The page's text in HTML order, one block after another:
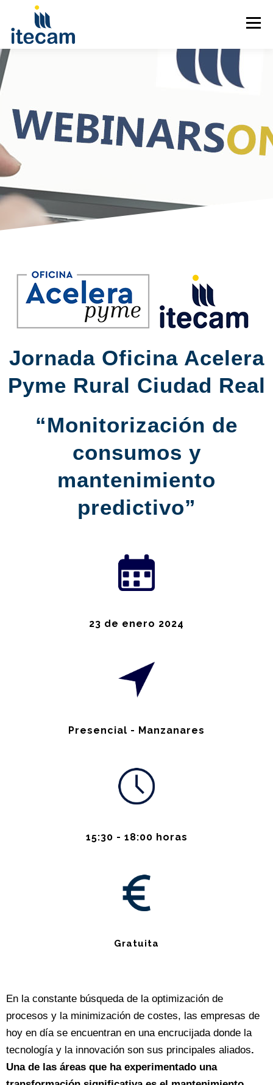
Menú
CURSOS POR TEMÁTICA
WEBINARS CAMPUS VIRTUAL CONTACTO
Jornada Oficina Acelera
Pyme Rural Ciudad Real
“Monitorización de
consumos y
mantenimiento
predictivo”
23 de enero 2024
Presencial - Manzanares
15:30 - 18:00 horas
Gratuita
En la constante búsqueda de la optimización de
procesos y la minimización de costes, las empresas de
hoy en día se encuentran en una encrucijada donde la
tecnología y la innovación son sus principales aliados.
Una de las áreas que ha experimentado una